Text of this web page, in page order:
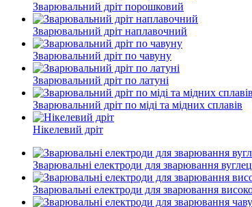
Зварювальний дріт порошковий
Зварювальний дріт наплавочний
Зварювальний дріт по чавуну
Зварювальний дріт по латуні
Зварювальний дріт по міді та мідних сплавів
Нікелевий дріт
Зварювальні електроди для зварювання
Зварювальні електроди для зварювання